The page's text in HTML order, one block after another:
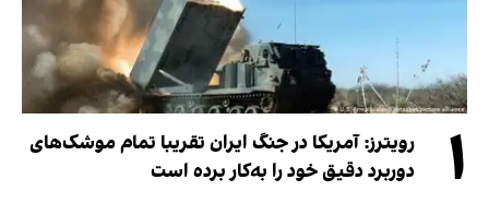
۱
رویترز: آمریکا در جنگ ایران تقریبا تمام موشک‌های
دوربرد دقیق خود را به‌کار برده است